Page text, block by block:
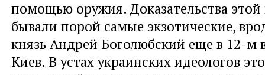
помощью оружия. Доказательства
бывали порой самые экзотические,
князь Андрей Боголюбский еще в 12-м
Киев. В устах украинских идеологов